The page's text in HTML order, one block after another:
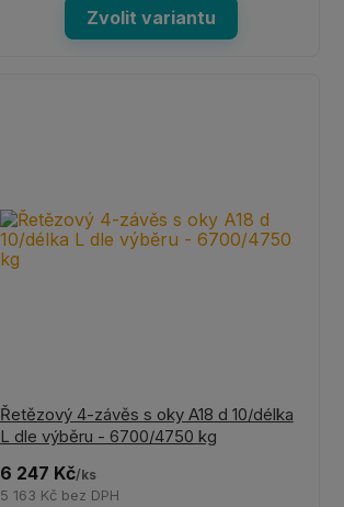
Zvolit variantu
Řetězový 4-závěs s oky A18 d 10/délka
L dle výběru - 6700/4750 kg
6 247 Kč/ks
5 163 Kč bez DPH